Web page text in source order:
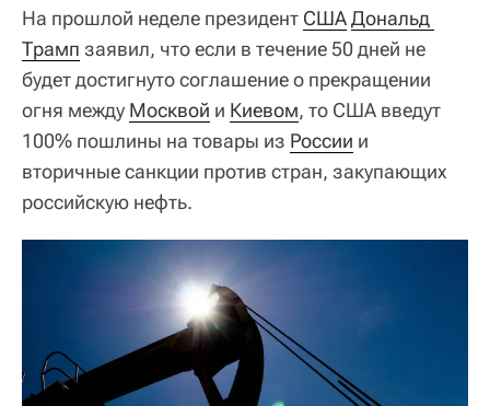
На прошлой неделе президент СШАДональд
Трамп заявил, что если в течение 50 дней не
будет достигнуто соглашение о прекращении
огня между Москвой и Киевом, то США введут
100% пошлины на товары из России и
вторичные санкции против стран, закупающих
российскую нефть.